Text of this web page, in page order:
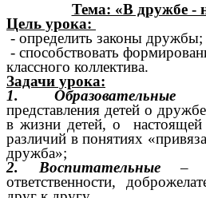
Тема: «В дружбе -
Цель урока:
- определить законы дружбы;
- способствовать
классного коллектива.
Задачи урока:
1. Образовательные –
представления детей о
в жизни детей, о настоящей
различий в понятиях
дружба»;
2. Воспитательные–
ответственности,